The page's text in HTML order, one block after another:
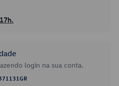
login na sua conta.